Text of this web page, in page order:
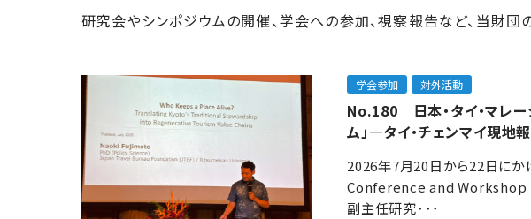
研究会やシンポジウムの開催、学会への参加、視察報告など、当財団
学会参加 対外活動
No.180 日本・タイ・マレー
ム」—タイ・チェンマイ現地
2026年7月20日から22日にか
Conference and Workshop
副主任研究･･･